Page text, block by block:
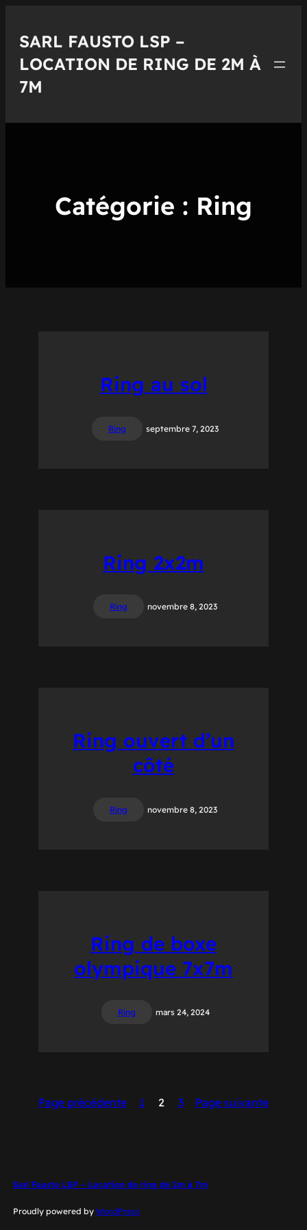
contenu
SARL FAUSTO LSP –
LOCATION DE RING DE 2M À
7M
Catégorie : Ring
Ring au sol
Ring septembre 7, 2023
Ring 2x2m
Ring novembre 8, 2023
Ring ouvert d’un
côté
Ring novembre 8, 2023
Ring de boxe
olympique 7x7m
Ring mars 24, 2024
Page précédente 1 2 3 Page suivante
Sarl Fausto LSP – Location de ring de 2m à 7m
Proudly powered by WordPress